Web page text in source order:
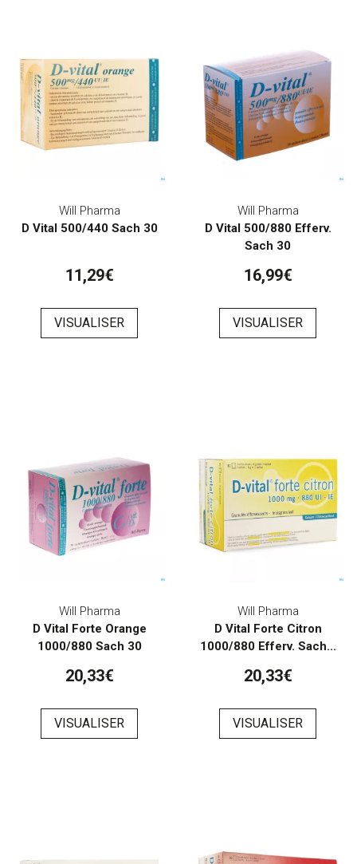
Will Pharma
D Vital 500/440 Sach 30
11,29€
VISUALISER
Will Pharma
D Vital 500/880 Efferv.
Sach 30
16,99€
VISUALISER
Will Pharma
D Vital Forte Orange
1000/880 Sach 30
20,33€
VISUALISER
Will Pharma
D Vital Forte Citron
1000/880 Efferv. Sach...
20,33€
VISUALISER